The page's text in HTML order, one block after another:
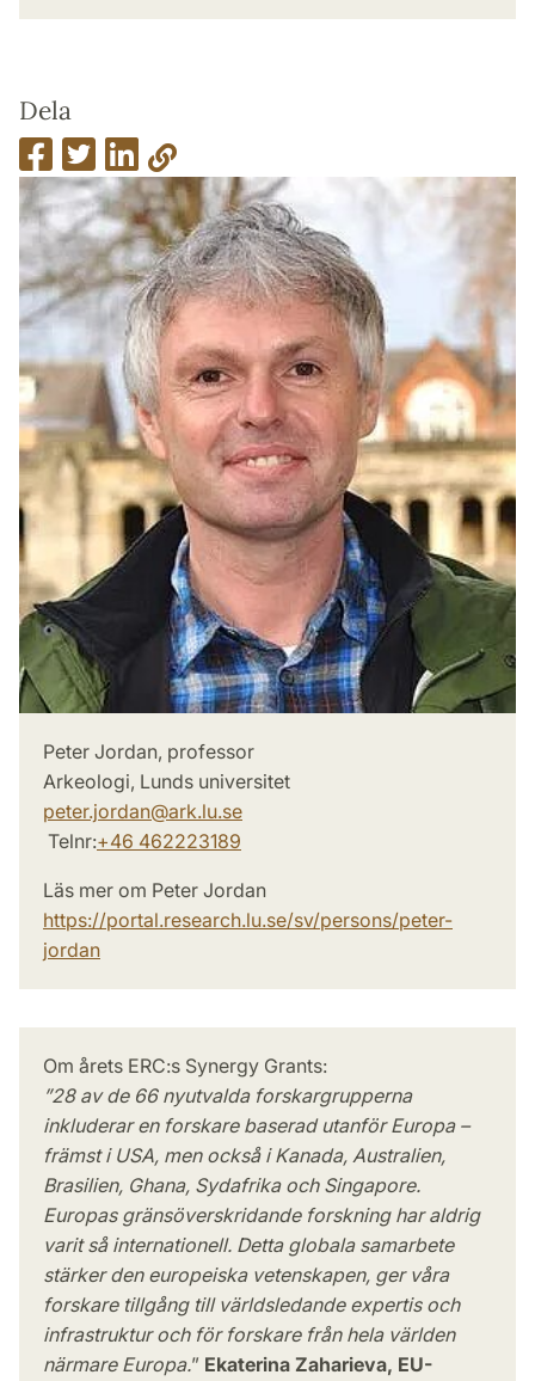
Dela
Peter Jordan, professor
Arkeologi, Lunds universitet
peter.jordan@ark.lu.se
Telnr:+46 462223189
Läs mer om Peter Jordan
https://portal.research.lu.se/sv/persons/peter-
jordan
Om årets ERC:s Synergy Grants:
”28 av de 66 nyutvalda forskargrupperna
inkluderar en forskare baserad utanför Europa –
främst i USA, men också i Kanada, Australien,
Brasilien, Ghana, Sydafrika och Singapore.
Europas gränsöverskridande forskning har aldrig
varit så internationell. Detta globala samarbete
stärker den europeiska vetenskapen, ger våra
forskare tillgång till världsledande expertis och
infrastruktur och för forskare från hela världen
närmare Europa.” Ekaterina Zaharieva, EU-